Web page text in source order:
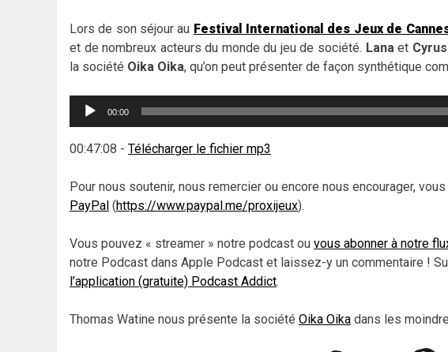
Lors de son séjour au Festival International des Jeux de
et de nombreux acteurs du monde du jeu de société. Lana et Cyrus
la société Oika Oika, qu’on peut présenter de façon synthétique
Lecteur
00:00
00:47:08 - Télécharger le fichier mp3
Pour nous soutenir, nous remercier ou encore nous encourager,
PayPal (https://www.paypal.me/proxijeux).
Vous pouvez « streamer » notre podcast ou vous abonner à notre
notre Podcast dans Apple Podcast et laissez-y un commentaire !
l’application (gratuite) Podcast Addict.
Thomas Watine nous présente la société Oika Oika dans les